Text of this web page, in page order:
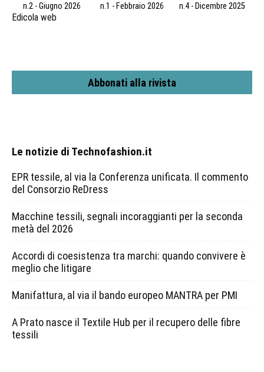
n.2 - Giugno 2026 n.1 - Febbraio 2026 n.4 - Dicembre 2025
Edicola web
Abbonati alla rivista
Le notizie di Technofashion.it
EPR tessile, al via la Conferenza unificata. Il commento
del Consorzio ReDress
Macchine tessili, segnali incoraggianti per la seconda
metà del 2026
Accordi di coesistenza tra marchi: quando convivere è
meglio che litigare
Manifattura, al via il bando europeo MANTRA per PMI
A Prato nasce il Textile Hub per il recupero delle fibre
tessili